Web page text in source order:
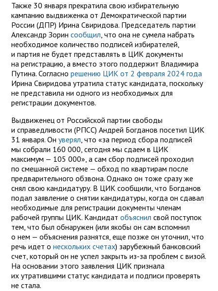
Также 30 января прекратила свою избирательную
кампанию выдвиженка от Демократической партии
России (ДПР) Ирина Свиридова. Председатель партии
Александр Зорин сообщил, что она не сумела набрать
необходимое количество подписей избирателей,
и партия не будет представлять в ЦИК документы
на регистрацию, а вместо этого поддержит Владимира
Путина. Согласно решению ЦИК от 2 февраля 2024 года
Ирина Свиридова утратила статус кандидата, поскольку
не представила ни одного из необходимых для
регистрации документов.
Выдвиженец от Российской партии свободы
и справедливости (РПСС) Андрей Богданов посетил ЦИК
31 января. Он уверял, что «за период сбора подписей
мы собрали 160 000, сегодня мы сдаем в ЦИК
максимум — 105 000», а сам сбор подписей проходил
по смешанной системе — обход по квартирам после
предварительного обзвона. Однако он тоже сразу же
снял свою кандидатуру. В ЦИК сообщили, что Богданов
подал заявление o снятии кандидатуры, когда он сдавал
необходимые для регистрации документы членам
рабочей группы ЦИК. Кандидат объяснил свой поступок
тем, что был обнаружен (или якобы он сам вспомнил
о нем — объяснения разнятся, еще позже он уточнил, что
речь идет о нескольких счетах) зарубежный банковский
счет, который он не успел закрыть из-за проблем с визой.
На основании этого заявления ЦИК признала
их утратившими статус кандидата и подписи проверять
не стала.